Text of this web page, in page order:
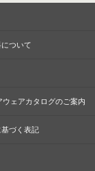
ついて
ウェアカタログのご案内
づく表記